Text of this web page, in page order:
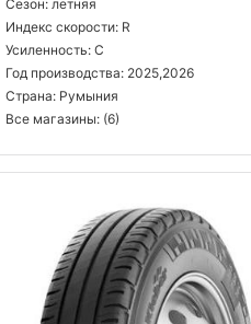
Сезон: летняя
Индекс скорости: R
Усиленность: C
Год производства: 2025,2026
Страна: Румыния
Все магазины: (6)